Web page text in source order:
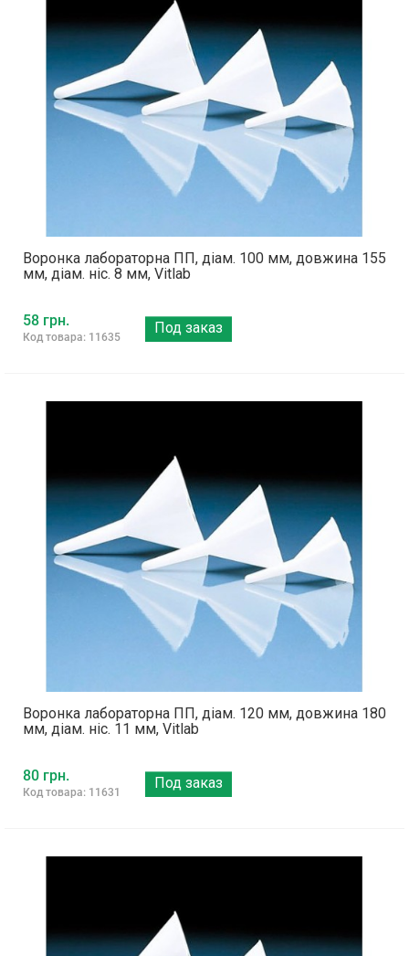
Воронка лабораторна ПП, діам. 100 мм, довжина 155
мм, діам. ніс. 8 мм, Vitlab
58 грн.
Код товара: 11635
Под заказ
Воронка лабораторна ПП, діам. 120 мм, довжина 180
мм, діам. ніс. 11 мм, Vitlab
80 грн.
Код товара: 11631
Под заказ